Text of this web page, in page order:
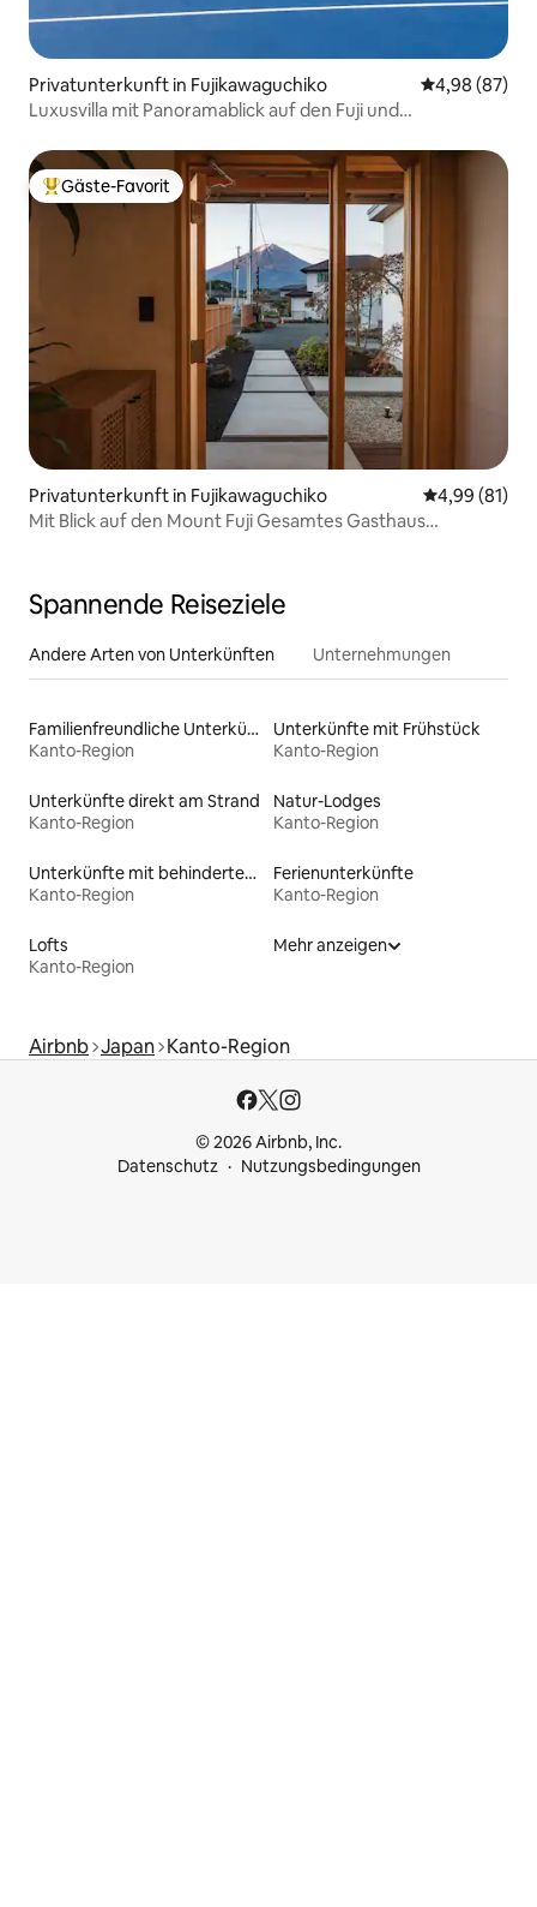
Privatunterkunft in Fujikawaguchiko
4,98 (87)
Luxusvilla mit Panoramablick auf den Fuji und
Beliebter Gäste-Favorit.
Gäste-Favorit
Privatunterkunft in Fujikawaguchiko
4,99 (81)
Mit Blick auf den Mount Fuji Gesamtes Gasthaus
Seeufer ZU Fuß erreichbar
Spannende Reiseziele
Andere Arten von Unterkünften Unternehmungen
Familienfreundliche Unterkünfte
Kanto-Region
Unterkünfte mit Frühstück
Kanto-Region
Unterkünfte direkt am Strand
Kanto-Region
Natur-Lodges
Kanto-Region
Unterkünfte mit behindertengerechtem Bett
Kanto-Region
Ferienunterkünfte
Kanto-Region
Lofts
Kanto-Region
Mehr anzeigen
Airbnb Japan Kanto-Region
© 2026 Airbnb, Inc.
Datenschutz
Nutzungsbedingungen